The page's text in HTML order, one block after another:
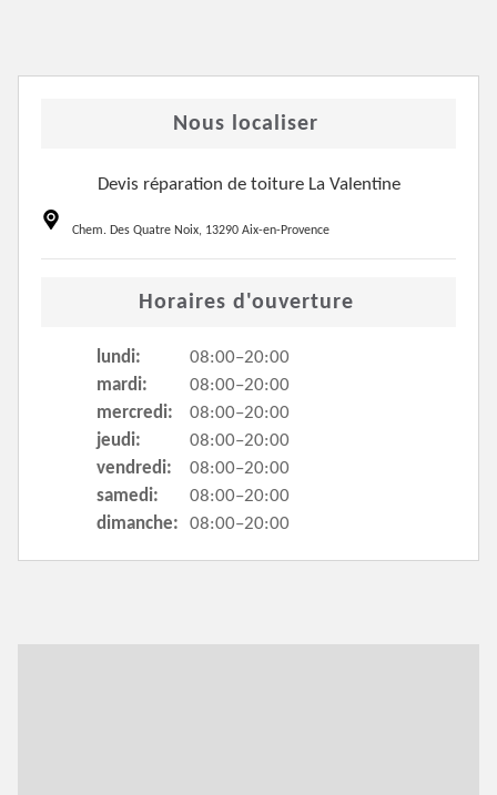
Nous localiser
Devis réparation de toiture La Valentine
Chem. Des Quatre Noix, 13290 Aix-en-Provence
Horaires d'ouverture
lundi:
08:00–20:00
mardi:
08:00–20:00
mercredi:
08:00–20:00
jeudi:
08:00–20:00
vendredi:
08:00–20:00
samedi:
08:00–20:00
dimanche:
08:00–20:00